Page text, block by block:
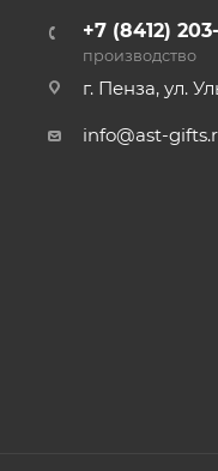
+7 (8412)
производство
г. Пенза, ул.
info@ast-